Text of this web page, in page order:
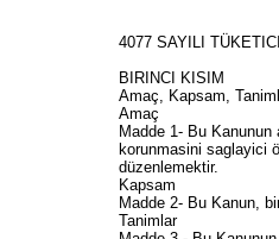
4077 SAYILI
BIRINCI KISIM
Amaç, Kapsam,
Amaç
Madde 1- Bu
korunmasini saglayici
düzenlemektir.
Kapsam
Madde 2- Bu Kanun,
Tanimlar